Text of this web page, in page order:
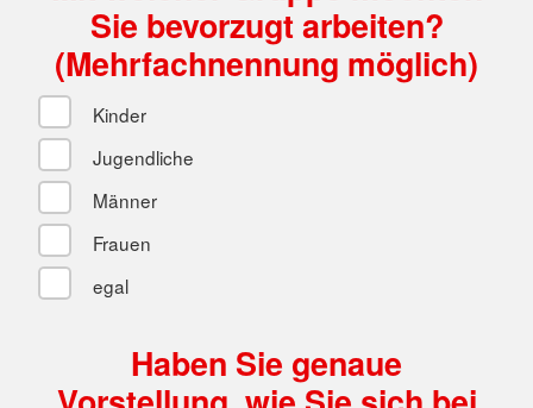
Sie bevorzugt arbeiten?
(Mehrfachnennung möglich)
Kinder
Jugendliche
Männer
Frauen
egal
Haben Sie genaue